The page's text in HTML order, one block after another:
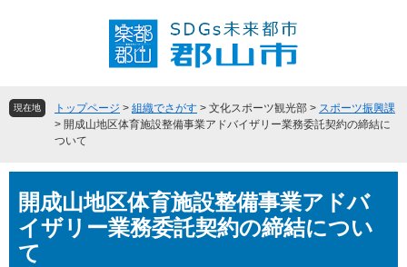
頭
飛現在地 トップページ > 組織でさがす > 文化スポーツ観光部 > スポーツ振興課
> 開成山地区体育施設整備事業アドバイザリー業務委託契約の締結に
ついて
開成山地区体育施設整備事業アドバ
イザリー業務委託契約の締結につい
て